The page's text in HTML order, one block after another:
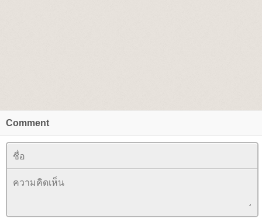
Comment